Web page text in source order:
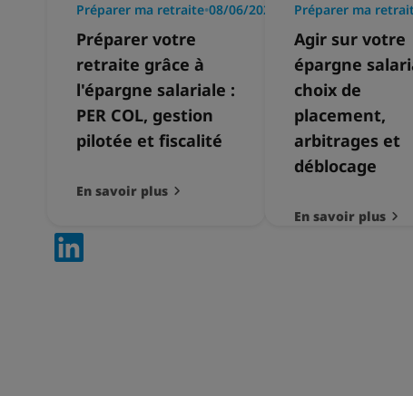
Préparer ma retraite•08/06/2026
Préparer votre
retraite grâce à
l'épargne salariale :
PER COL, gestion
pilotée et fiscalité
En savoir plus
Préparer ma
Agir sur votre
épargne
choix de
placement,
arbitrages et
déblocage
En savoir plus